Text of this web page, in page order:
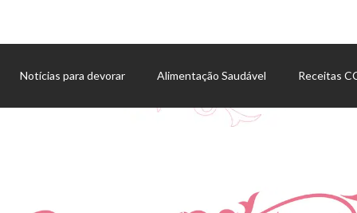
Notícias para devorar Alimentação Saudável Receitas